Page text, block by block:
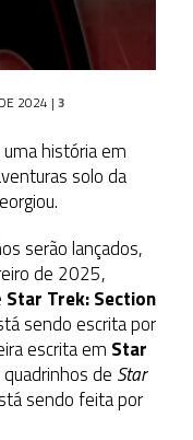
2024 | 3
história em
solo da
serão lançados,
de 2025,
Star Trek: Section
sendo escrita por
escrita em Star
de Star
sendo feita por